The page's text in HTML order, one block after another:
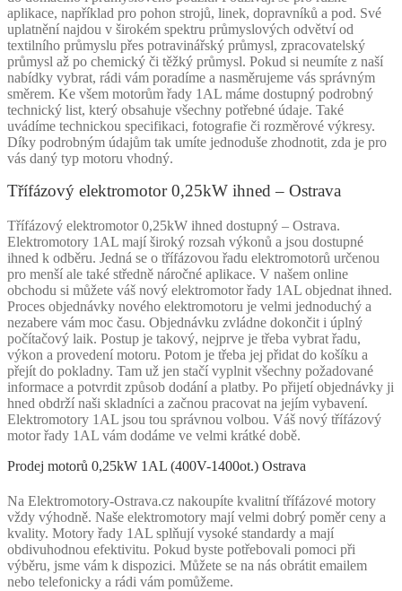
aplikace, například pro pohon strojů, linek, dopravníků a pod. Své
uplatnění najdou v širokém spektru průmyslových odvětví od
textilního průmyslu přes potravinářský průmysl, zpracovatelský
průmysl až po chemický či těžký průmysl. Pokud si neumíte z naší
nabídky vybrat, rádi vám poradíme a nasměrujeme vás správným
směrem. Ke všem motorům řady 1AL máme dostupný podrobný
technický list, který obsahuje všechny potřebné údaje. Také
uvádíme technickou specifikaci, fotografie či rozměrové výkresy.
Díky podrobným údajům tak umíte jednoduše zhodnotit, zda je pro
vás daný typ motoru vhodný.
Třífázový elektromotor 0,25kW ihned – Ostrava
Třífázový elektromotor 0,25kW ihned dostupný – Ostrava.
Elektromotory 1AL mají široký rozsah výkonů a jsou dostupné
ihned k odběru. Jedná se o třífázovou řadu elektromotorů určenou
pro menší ale také středně náročné aplikace. V našem online
obchodu si můžete váš nový elektromotor řady 1AL objednat ihned.
Proces objednávky nového elektromotoru je velmi jednoduchý a
nezabere vám moc času. Objednávku zvládne dokončit i úplný
počítačový laik. Postup je takový, nejprve je třeba vybrat řadu,
výkon a provedení motoru. Potom je třeba jej přidat do košíku a
přejít do pokladny. Tam už jen stačí vyplnit všechny požadované
informace a potvrdit způsob dodání a platby. Po přijetí objednávky ji
hned obdrží naši skladníci a začnou pracovat na jejím vybavení.
Elektromotory 1AL jsou tou správnou volbou. Váš nový třífázový
motor řady 1AL vám dodáme ve velmi krátké době.
Prodej motorů 0,25kW 1AL (400V-1400ot.) Ostrava
Na Elektromotory-Ostrava.cz nakoupíte kvalitní třífázové motory
vždy výhodně. Naše elektromotory mají velmi dobrý poměr ceny a
kvality. Motory řady 1AL splňují vysoké standardy a mají
obdivuhodnou efektivitu. Pokud byste potřebovali pomoci při
výběru, jsme vám k dispozici. Můžete se na nás obrátit emailem
nebo telefonicky a rádi vám pomůžeme.